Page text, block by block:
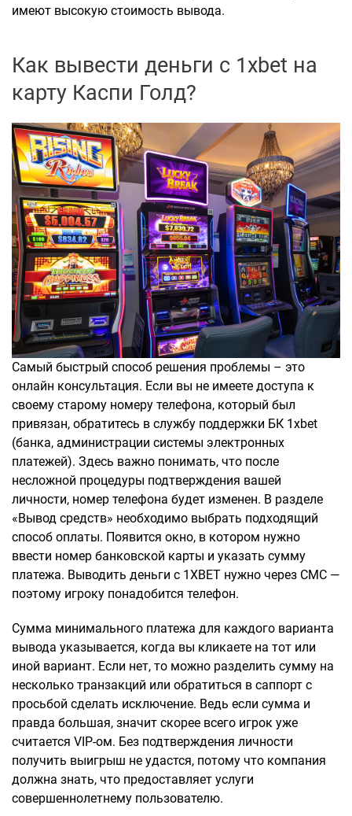
имеют высокую стоимость вывода.
Как вывести деньги с 1xbet на
карту Каспи Голд?
Самый быстрый способ решения проблемы – это
онлайн консультация. Если вы не имеете доступа к
своему старому номеру телефона, который был
привязан, обратитесь в службу поддержки БК 1xbet
(банка, администрации системы электронных
платежей). Здесь важно понимать, что после
несложной процедуры подтверждения вашей
личности, номер телефона будет изменен. В разделе
«Вывод средств» необходимо выбрать подходящий
способ оплаты. Появится окно, в котором нужно
ввести номер банковской карты и указать сумму
платежа. Выводить деньги с 1XBET нужно через СМС —
поэтому игроку понадобится телефон.
Сумма минимального платежа для каждого варианта
вывода указывается, когда вы кликаете на тот или
иной вариант. Если нет, то можно разделить сумму на
несколько транзакций или обратиться в саппорт с
просьбой сделать исключение. Ведь если сумма и
правда большая, значит скорее всего игрок уже
считается VIP-ом. Без подтверждения личности
получить выигрыш не удастся, потому что компания
должна знать, что предоставляет услуги
совершеннолетнему пользователю.